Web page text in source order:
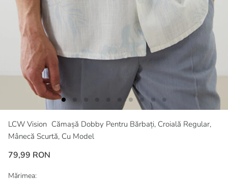
LCW Vision Cămașă Dobby Pentru Bărbați, Croială Regular,
Mânecă Scurtă, Cu Model
79,99 RON
Mărimea: